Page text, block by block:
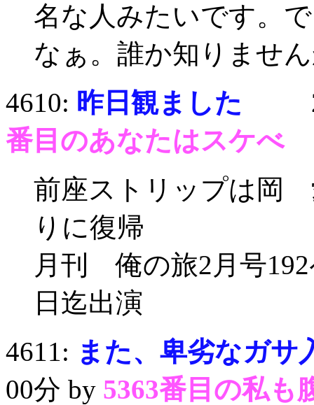
名な人みたいです。
なぁ。誰か知りませ
4610: 昨日観ました 2月
番目のあなたはスケべ
前座ストリップは岡
りに復帰
月刊 俺の旅2月号
日迄出演
4611: また、卑劣なガサ
00分 by 5363番目の私も